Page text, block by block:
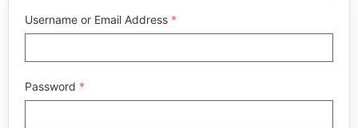
Username or Email Address *
Password *